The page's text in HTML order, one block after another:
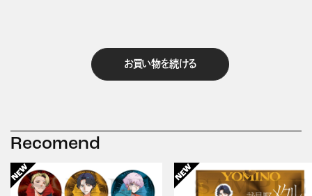
お買い物を続ける
Recomend